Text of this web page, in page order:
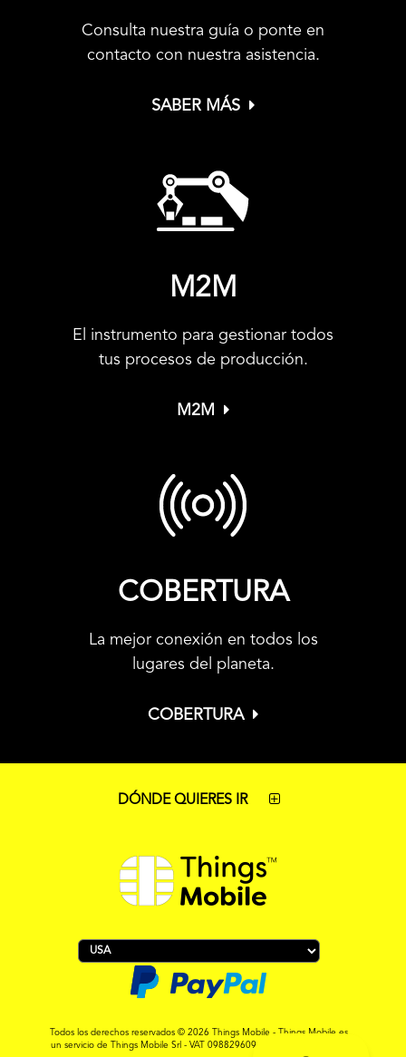
Consulta nuestra guía o ponte en
contacto con nuestra asistencia.
SABER MÁS
M2M
El instrumento para gestionar todos
tus procesos de producción.
M2M
COBERTURA
La mejor conexión en todos los
lugares del planeta.
COBERTURA
DÓNDE QUIERES IR
Todos los derechos reservados © 2026 Things Mobile - Things Mobile es
un servicio de Things Mobile Srl - VAT 09882960967 - REA MI-2119265